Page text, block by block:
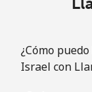
¿Cómo
Israel con